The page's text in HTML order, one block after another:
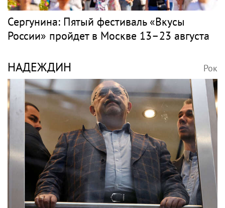
Сергунина: Пятый фестиваль «Вкусы
России» пройдет в Москве 13–23 августа
НАДЕЖДИН Рок